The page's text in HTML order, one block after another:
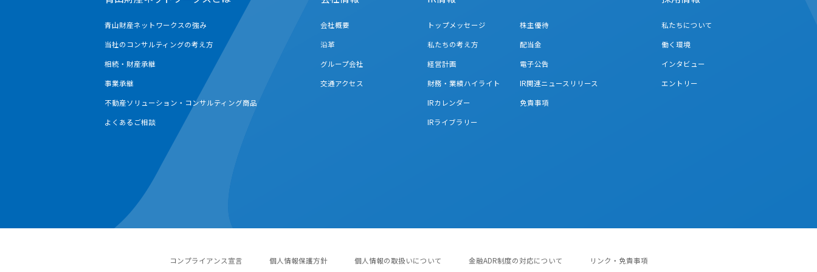
青山財産ネットワークスの強み
当社のコンサルティングの考え方
相続・財産承継
事業承継
不動産ソリューション・コンサルティング商品
よくあるご相談
会社概要
沿革
グループ会社
交通アクセス
トップメッセージ
私たちの考え方
経営計画
財務・業績ハイライト
IRカレンダー
IRライブラリー
株主優待
配当金
電子公告
IR関連ニュースリリース
免責事項
私たちについて
働く環境
インタビュー
エントリー
コンプライアンス宣言 個人情報保護方針 個人情報の取扱いについて 金融ADR制度の対応について リンク・免責事項